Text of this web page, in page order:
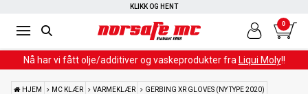
RASK LEVERING
KLIKK OG HENT
0
Nå har vi fått olje/additiver og vaskeprodukter fra Liqui Moly!!
HJEM MC KLÆR VARMEKLÆR GERBING XR GLOVES (NY TYPE 2020)